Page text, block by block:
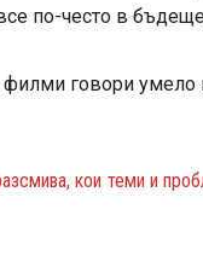
по-често в
филми говори умело
кои теми и